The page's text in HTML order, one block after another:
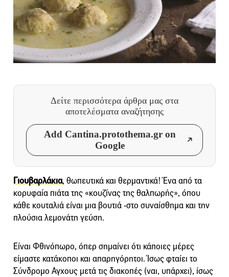
Δείτε περισσότερα άρθρα μας στα
αποτελέσματα αναζήτησης
Add Cantina.protothema.gr on
Google
Γιουβαρλάκια, θωπευτικά και θερμαντικά! Ένα από τα
κορυφαία πιάτα της «κουζίνας της θαλπωρής», όπου
κάθε κουταλιά είναι μια βουτιά -στο συναίσθημα και την
πλούσια λεμονάτη γεύση.
Είναι Φθινόπωρο, όπερ σημαίνει ότι κάποιες μέρες
είμαστε κατάκοποι και απαρηγόρητοι. Ίσως φταίει το
Σύνδρομο Αγχους μετά τις διακοπές (ναι, υπάρχει), ίσως